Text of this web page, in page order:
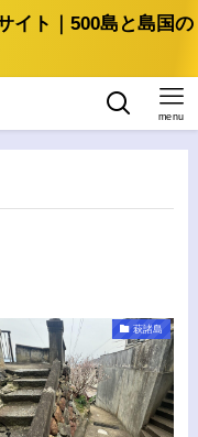
イト｜500島と島国の
menu
萩諸島